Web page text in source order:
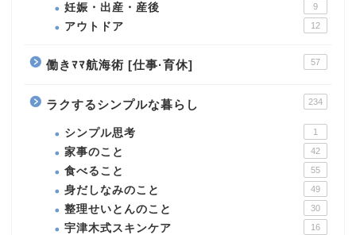
妊娠・出産・産後 9
アウトドア 12
働きﾏﾏ航海術 [仕事·育休] 57
ラクするシンプルな暮らし 234
シンプル思考 1
家事のこと 42
食べること 55
身だしなみのこと 49
整理せいとんのこと 30
宇津木式スキンケア 16